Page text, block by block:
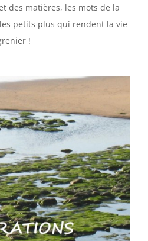
des matières, les mots de la
petits plus qui rendent la vie
!